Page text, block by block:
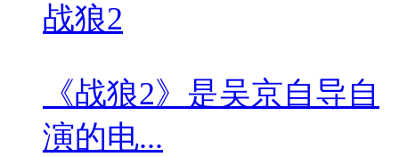
战狼2
《战狼2》是吴京自导自
演的电...